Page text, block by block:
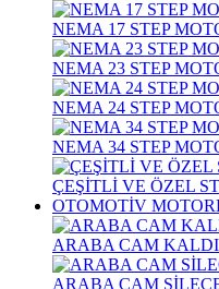
NEMA 17 STEP
NEMA 23 STEP
NEMA 24 STEP
NEMA 34 STEP
ÇEŞİTLİ VE ÖZEL
OTOMOTİV
ARABA CAM
ARABA CAM